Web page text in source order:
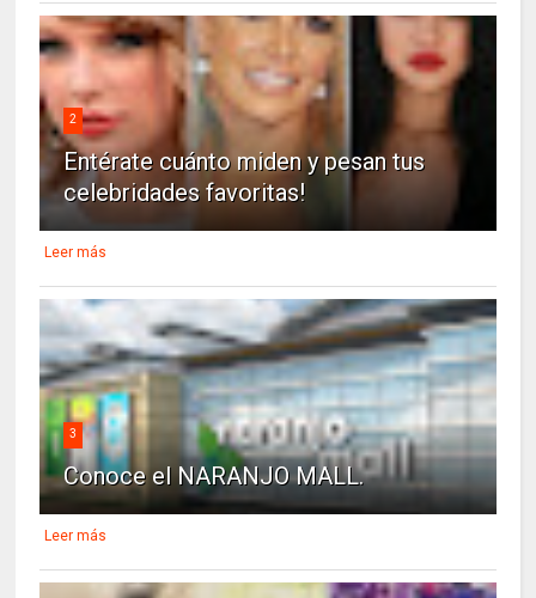
2
Entérate cuánto miden y pesan tus
celebridades favoritas!
Leer más
3
Conoce el NARANJO MALL.
Leer más